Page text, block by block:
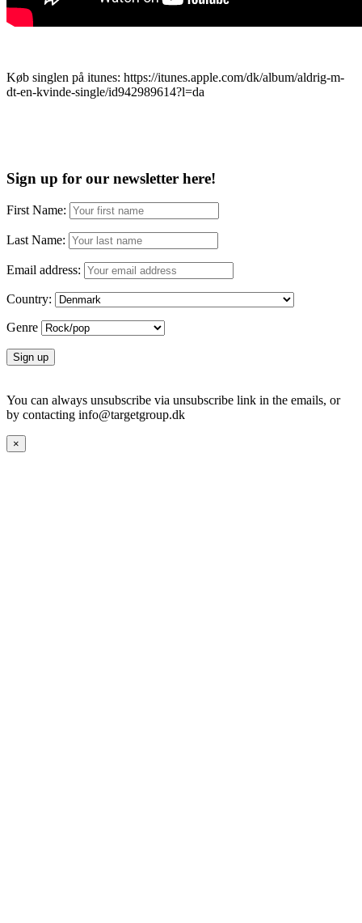
Køb singlen på itunes: https://itunes.apple.com/dk/album/aldrig-m-
dt-en-kvinde-single/id942989614?l=da
Sign up for our newsletter here!
First Name:
Last Name:
Email address:
Country:
Genre
You can always unsubscribe via unsubscribe link in the emails, or
by contacting info@targetgroup.dk
×